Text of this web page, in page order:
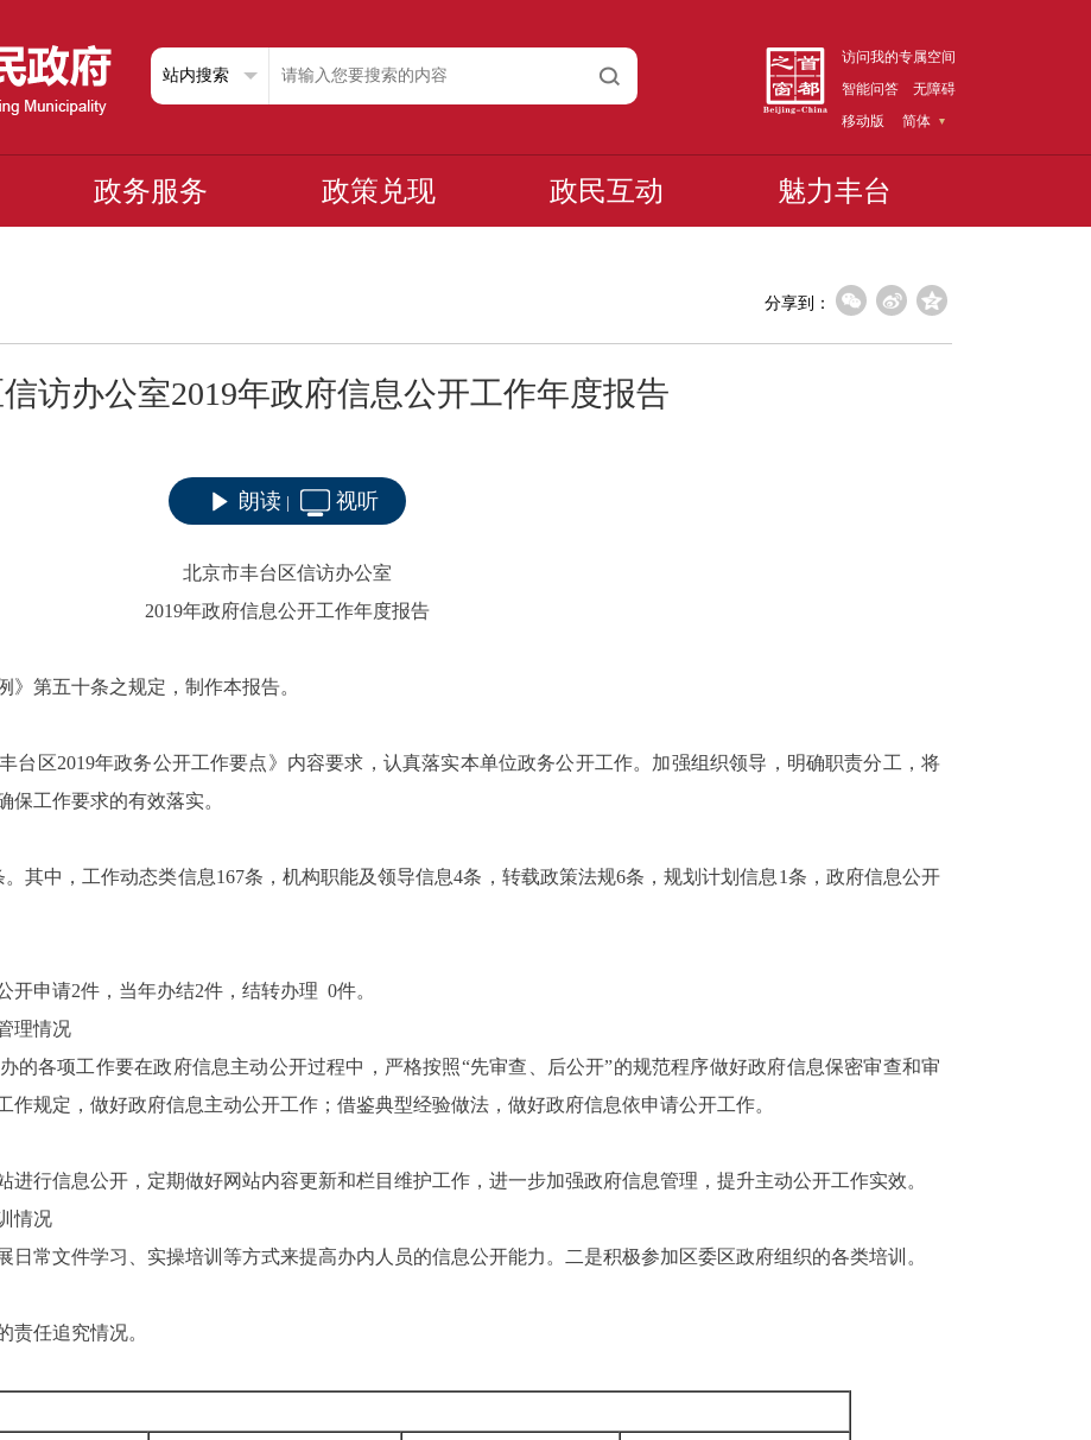
访问我的专属空间
智能问答
无障碍
移动版
简体
政务服务 政策兑现 政民互动 魅力丰台
分享到：
访办公室2019年政府信息公开工作年度报告
朗读 视听
北京市丰台区信访办公室
2019年政府信息公开工作年度报告
》第五十条之规定，制作本报告。
台区2019年政务公开工作要点》内容要求，认真落实本单位政务公开工作。 加强组织领导，明确职责分工，将
工作要求的有效落实。
。其中，工作动态类信息167条，机构职能及领导信息4条，转载政策法规6条，规划计划信息 1条，政府信息公开
开申请2件，当年办结2件，结转办理 0件。
理情况
的各项工作要在政府信息主动公开过程中，严格按照“先审查、后公开”的规范程序做好政府信息保密审查和审
规定，做好政府信息主动公开工作；借鉴典型经验做法，做好政府信息依申请公开工作。
进行信息公开，定期做好网站内容更新和栏目维护工作，进一步加强政府信息管理，提升主动公开工作实效。
情况
日常文件学习、实操培训等方式来提高办内人员的信息公开能力。二是积极参加区委区政府组织的各类培训。
责任追究情况。